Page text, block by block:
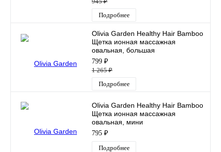
Подробнее
Olivia Garden Healthy Hair Bamboo
Щетка ионная массажная
овальная, большая
799 ₽
1 265 ₽
Подробнее
Olivia Garden Healthy Hair Bamboo
Щетка ионная массажная
овальная, мини
795 ₽
Подробнее